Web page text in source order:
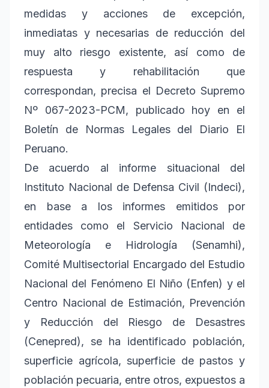
medidas y acciones de excepción,
inmediatas y necesarias de reducción del
muy alto riesgo existente, así como de
respuesta y rehabilitación que
correspondan, precisa el Decreto Supremo
Nº 067-2023-PCM, publicado hoy en el
Boletín de Normas Legales del Diario El
Peruano.
De acuerdo al informe situacional del
Instituto Nacional de Defensa Civil (Indeci),
en base a los informes emitidos por
entidades como el Servicio Nacional de
Meteorología e Hidrología (Senamhi),
Comité Multisectorial Encargado del Estudio
Nacional del Fenómeno El Niño (Enfen) y el
Centro Nacional de Estimación, Prevención
y Reducción del Riesgo de Desastres
(Cenepred), se ha identificado población,
superficie agrícola, superficie de pastos y
población pecuaria, entre otros, expuestos a